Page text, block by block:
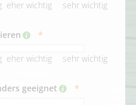
eher wichtig sehr wichtig
eher wichtig sehr wichtig
geeignet